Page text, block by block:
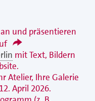
und präsentieren
mit Text, Bildern
Atelier, Ihre Galerie
April 2026.